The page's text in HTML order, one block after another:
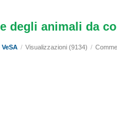
degli animali da
/ Visualizzazioni (9134) /